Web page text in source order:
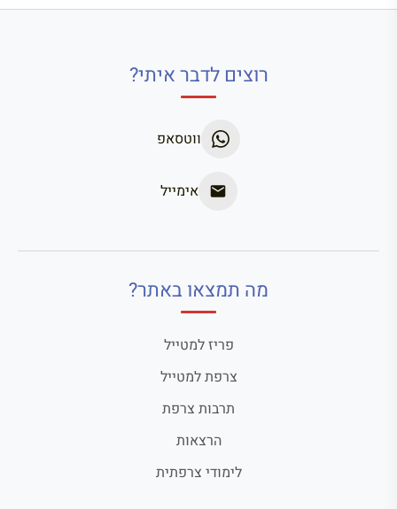
רוצים לדבר איתי?
ווטסאפ
אימייל
מה תמצאו באתר?
פריז למטייל
צרפת למטייל
תרבות צרפת
הרצאות
לימודי צרפתית